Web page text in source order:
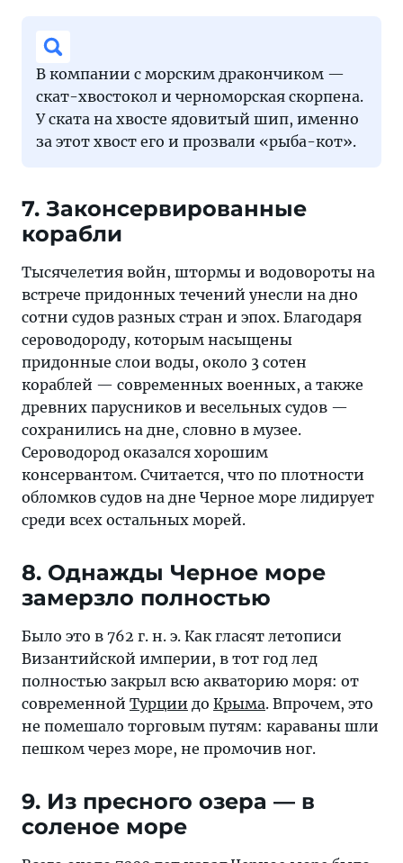
В компании с морским дракончиком —
скат-хвостокол и черноморская скорпена.
У ската на хвосте ядовитый шип, именно
за этот хвост его и прозвали «рыба-кот».
7. Законсервированные
корабли
Тысячелетия войн, штормы и водовороты на
встрече придонных течений унесли на дно
сотни судов разных стран и эпох. Благодаря
сероводороду, которым насыщены
придонные слои воды, около 3 сотен
кораблей — современных военных, а также
древних парусников и весельных судов —
сохранились на дне, словно в музее.
Сероводород оказался хорошим
консервантом. Считается, что по плотности
обломков судов на дне Черное море лидирует
среди всех остальных морей.
8. Однажды Черное море
замерзло полностью
Было это в 762 г. н. э. Как гласят летописи
Византийской империи, в тот год лед
полностью закрыл всю акваторию моря: от
современной Турции до Крыма. Впрочем, это
не помешало торговым путям: караваны шли
пешком через море, не промочив ног.
9. Из пресного озера — в
соленое море